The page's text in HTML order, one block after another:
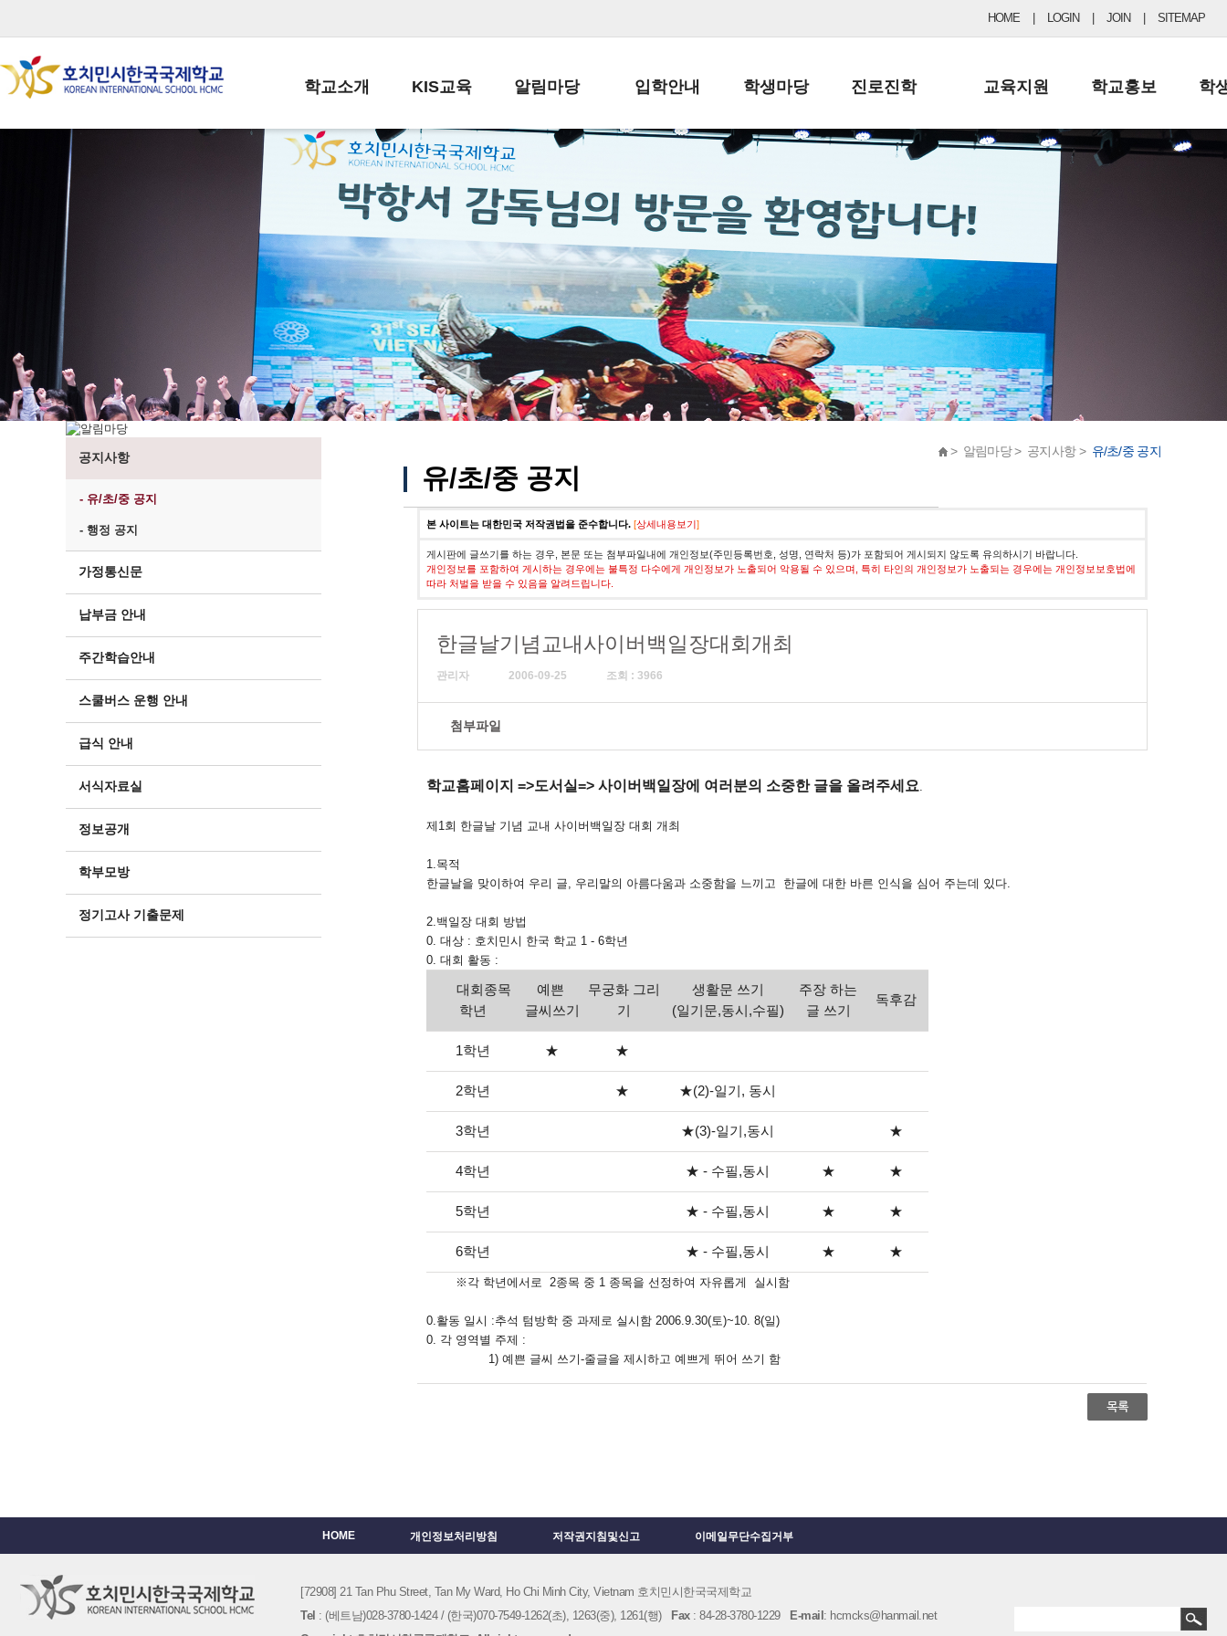
HOME LOGIN JOIN SITEMAP
학교소개
학교장인사말
학교상징
학교연혁
교직원현황
학생현황
위치/전화
전경사진
KIS교육
교육목표
학사일정
일과시간표
성과평가자료
알림마당
공지사항
납부금 안내
스쿨버스 운행 안내
급식안내
서식자료실
학부모방
정기고사 기출문제
입학안내
전-편입 서류양식
입학금/수업료
교복구입안내
학생마당
학생생활규정
학교신문
자율진로동아리
유초등 소식지
진로진학
공지사항 및 입시자료
드림레터
교육지원
행정실
학교운영위원회
학교건축기금
학교홍보
보도자료
학
공지사항
- 유/초/중 공지
- 행정 공지
가정통신문
납부금 안내
주간학습안내
스쿨버스 운행 안내
급식 안내
서식자료실
정보공개
학부모방
정기고사 기출문제
> 알림마당 > 공지사항 > 유/초/중 공지
유/초/중 공지
본 사이트는 대한민국 저작권법을 준수합니다. [상세내용보기]
게시판에 글쓰기를 하는 경우, 본문 또는 첨부파일내에 개인정보(주민등록번호, 성명, 연락처 등)가 포함되어 게시되지 않도록 유의하시기 바랍니다.
개인정보를 포함하여 게시하는 경우에는 불특정 다수에게 개인정보가 노출되어 악용될 수 있으며, 특히 타인의 개인정보가 노출되는 경우에는 개인정보보호법에
따라 처벌을 받을 수 있음을 알려드립니다.
한글날기념교내사이버백일장대회개최
관리자 2006-09-25 조회 : 3966
첨부파일
학교홈페이지 =>도서실=> 사이버백일장에 여러분의 소중한 글을 올려주세요 .
제1회 한글날 기념 교내 사이버백일장 대회 개최
1.목적
한글날을 맞이하여 우리 글, 우리말의 아름다움과 소중함을 느끼고 한글에 대한 바른 인식을 심어 주는데 있다.
2.백일장 대회 방법
0. 대상 : 호치민시 한국 학교 1 - 6학년
0. 대회 활동 :
대회종목
학년
예쁜
글씨쓰기
무궁화 그리
기
생활문 쓰기
(일기문,동시,수필)
주장 하는
글 쓰기
독후감
1학년 ★ ★
2학년 ★ ★(2)-일기, 동시
3학년 ★(3)-일기,동시 ★
4학년 ★ - 수필,동시 ★ ★
5학년 ★ - 수필,동시 ★ ★
6학년 ★ - 수필,동시 ★ ★
※각 학년에서로 2종목 중 1 종목을 선정하여 자유롭게 실시함
0.활동 일시 :추석 텀방학 중 과제로 실시함 2006.9.30(토)~10. 8(일)
0. 각 영역별 주제 :
1) 예쁜 글씨 쓰기-줄글을 제시하고 예쁘게 뛰어 쓰기 함
HOME 개인정보처리방침 저작권지침및신고 이메일무단수집거부
[72908] 21 Tan Phu Street, Tan My Ward, Ho Chi Minh City, Vietnam 호치민시한국국제학교
Tel : (베트남)028-3780-1424 / (한국)070-7549-1262(초), 1263(중), 1261(행) Fax: 84-28-3780-1229 E-mail : hcmcks@hanmail.net